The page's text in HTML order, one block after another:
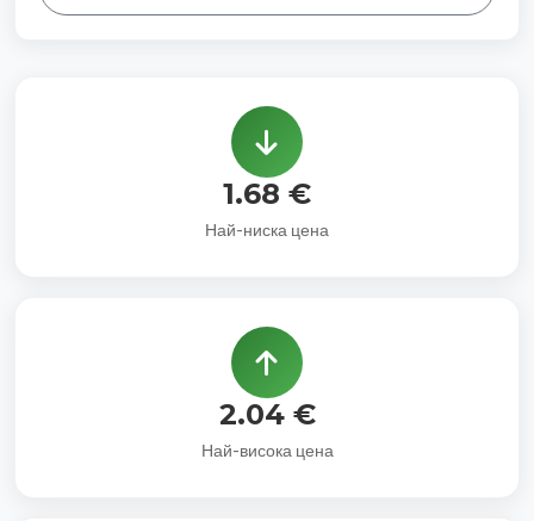
1.68 €
Най-ниска цена
2.04 €
Най-висока цена